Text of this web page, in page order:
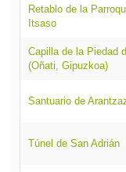
Retablo de la
Itsaso
Capilla de la Piedad
(Oñati, Gipuzkoa)
Santuario de
Túnel de San Adrián